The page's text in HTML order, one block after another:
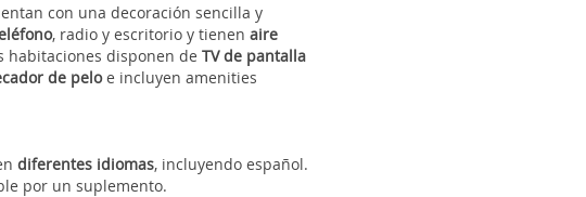
con una decoración sencilla y
, radio y escritorio y tienenaire
habitaciones disponen deTV de pantalla
de peloe incluyen amenities
diferentes idiomas, incluyendo español.
por un suplemento.